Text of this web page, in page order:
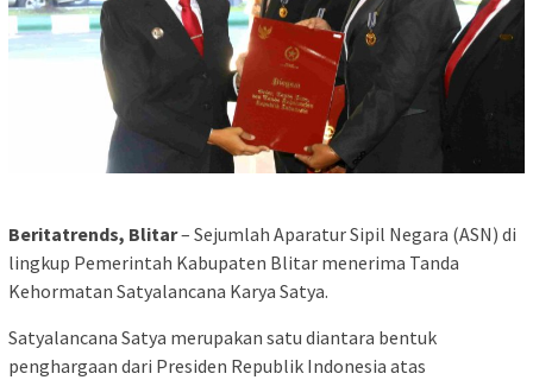
Beritatrends, Blitar– Sejumlah Aparatur Sipil Negara (ASN) di
lingkup Pemerintah Kabupaten Blitar menerima Tanda
Kehormatan Satyalancana Karya Satya.
Satyalancana Satya merupakan satu diantara bentuk
penghargaan dari Presiden Republik Indonesia atas